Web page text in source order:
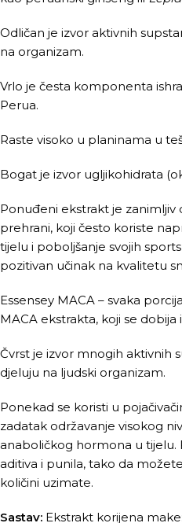
Odličan je izvor aktivnih
na organizam.
Vrlo je česta komponenta
Perua.
Raste visoko u planinama u
Bogat je izvor ugljikohidrata
Ponuđeni ekstrakt je
prehrani, koji često koriste
tijelu i poboljšanje svojih
pozitivan učinak na kvalitetu
Essensey MACA – svaka
MACA ekstrakta, koji se dobija
Čvrst je izvor mnogih aktivnih
djeluju na ljudski organizam.
Ponekad se koristi u
zadatak održavanje visokog
anaboličkog hormona u tijelu.
aditiva i punila, tako da
količini uzimate.
Sastav: Ekstrakt korijena